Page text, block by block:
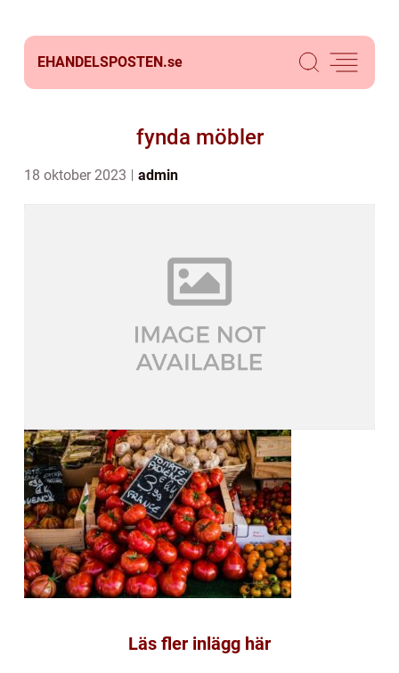
EHANDELSPOSTEN.se
fynda möbler
18 oktober 2023 admin
Läs fler inlägg här